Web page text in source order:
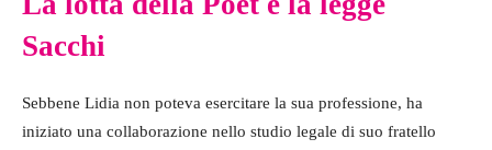
Sacchi
Sebbene Lidia non poteva esercitare la sua professione, ha
iniziato una collaborazione nello studio legale di suo fratello